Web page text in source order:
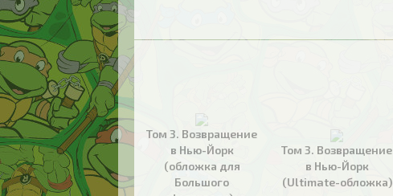
Том 3. Возвращение
в Нью-Йорк
(обложка для
Большого
Том 3. Возвращение
в Нью-Йорк
(Ultimate-обложка)